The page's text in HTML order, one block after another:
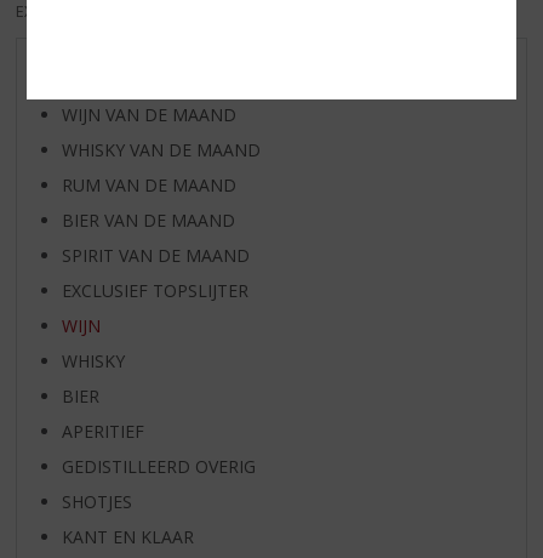
EXCL. BTW
WIJN VAN DE MAAND
WHISKY VAN DE MAAND
RUM VAN DE MAAND
BIER VAN DE MAAND
SPIRIT VAN DE MAAND
EXCLUSIEF TOPSLIJTER
WIJN
WHISKY
BIER
APERITIEF
GEDISTILLEERD OVERIG
SHOTJES
KANT EN KLAAR